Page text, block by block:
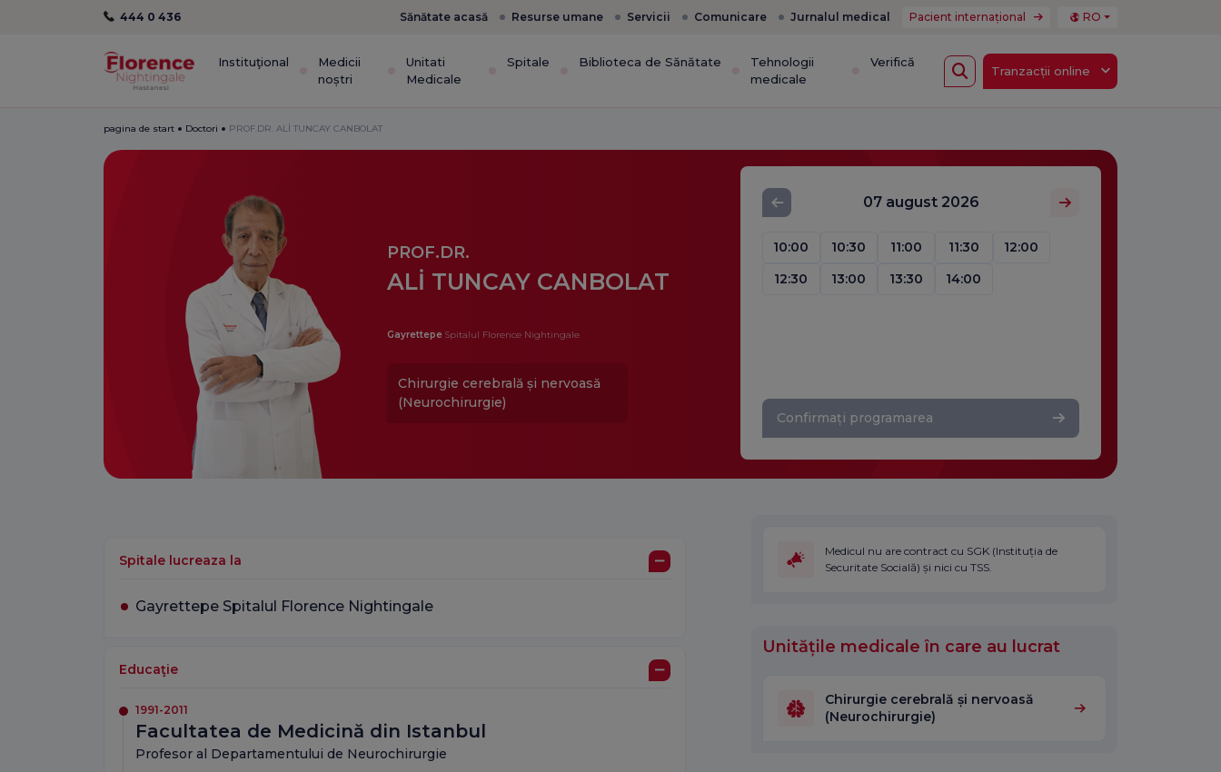
444 0 436 Sănătate acasă Resurse umane Servicii Comunicare Jurnalul medical Pacient internațional RO
Instituţional
Medicii
noștri
Unitati
Medicale
Spitale Biblioteca de Sănătate
Tehnologii
medicale
Verifică
Tranzacții online
pagina de start Doctori PROF.DR. ALİ TUNCAY CANBOLAT
PROF.DR.
ALİ TUNCAY CANBOLAT
GayrettepeSpitalul Florence Nightingale
Chirurgie cerebrală și nervoasă
(Neurochirurgie)
07 august 2026
10:00 10:30 11:00 11:30
12:00
12:30
13:00 13:30 14:00
Confirmați programarea
Spitale lucreaza la
Gayrettepe Spitalul Florence Nightingale
Educaţie
1991-2011
Facultatea de Medicină din Istanbul
Profesor al Departamentului de Neurochirurgie
Medicul nu are contract cu SGK (Instituția de
Securitate Socială) și nici cu TSS.
Unitățile medicale în care au lucrat
Chirurgie cerebrală și nervoasă
(Neurochirurgie)